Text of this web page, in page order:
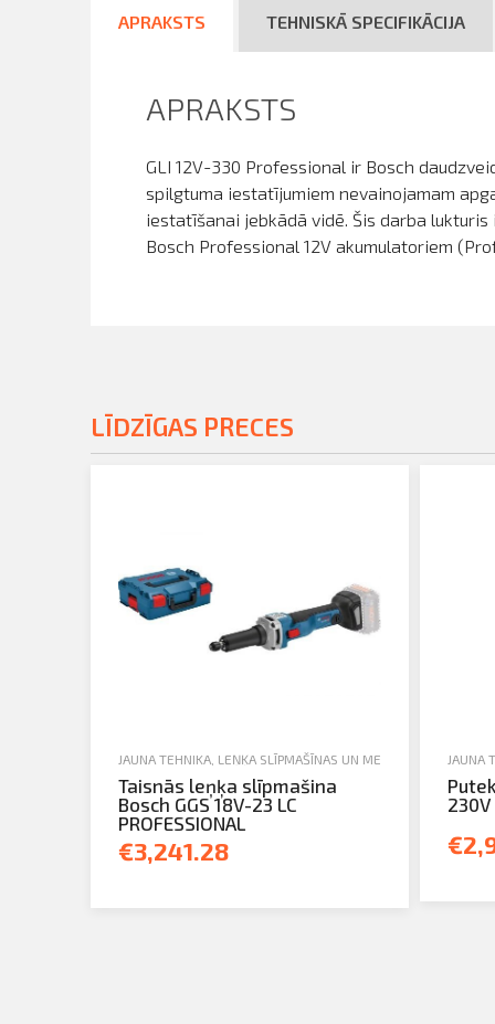
APRAKSTS TEHNISKĀ SPECIFIKĀCIJA
APRAKSTS
GLI 12V-330 Professional ir Bosch
spilgtuma iestatījumiem nevainojamam
iestatīšanai jebkādā vidē. Šis darba
Bosch Professional 12V akumulatoriem
LĪDZĪGAS PRECES
JAUNA TEHNIKA LEŅĶA SLĪPMAŠĪNAS UN METĀLA APSTRĀDE,
Taisnās leņķa slīpmašina
Bosch GGS 18V-23 LC
PROFESSIONAL
€3,241.28
JAUNA
230V